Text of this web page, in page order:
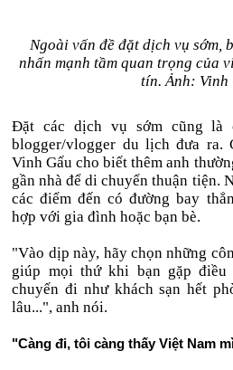
Ngoài vấn đề đặt dịch vụ sớm,
nhấn mạnh tầm quan trọng của
tín. Ảnh: Vinh
Đặt các dịch vụ sớm cũng là
blogger/vlogger du lịch đưa ra.
Vinh Gấu cho biết thêm anh
gần nhà để di chuyển thuận tiện.
các điểm đến có đường bay
hợp với gia đình hoặc bạn bè.
"Vào dịp này, hãy chọn những
giúp mọi thứ khi bạn gặp điều
chuyến đi như khách sạn hết
lâu...", anh nói.
"Càng đi, tôi càng thấy Việt Nam